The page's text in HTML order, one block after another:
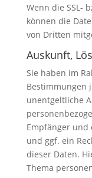
Wenn die SSL-
können die
von Dritten
Auskunft,
Sie haben im
Bestimmungen
unentgeltliche
Empfänger und
und ggf. ein
dieser Daten.
Thema